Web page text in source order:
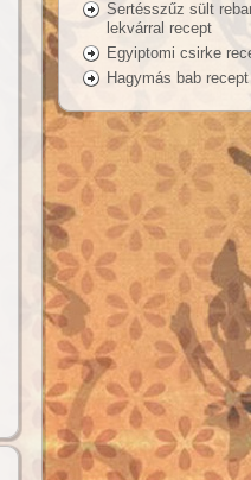
Sertésszűz sült
lekvárral recept
Egyiptomi csirke
Hagymás bab recept